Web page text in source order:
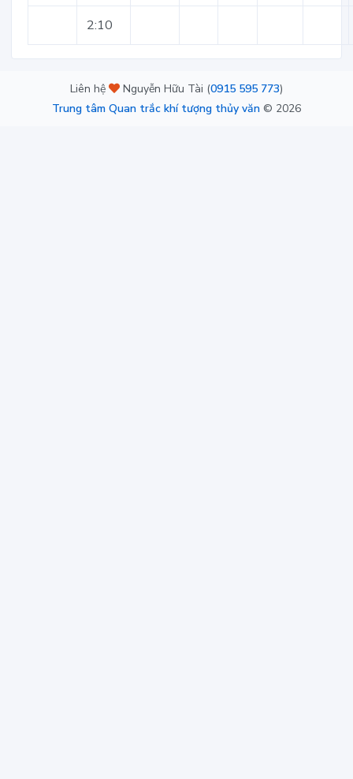
2:10
Liên hệ Nguyễn Hữu Tài (0915 595 773)
Trung tâm Quan trắc khí tượng thủy văn © 2026